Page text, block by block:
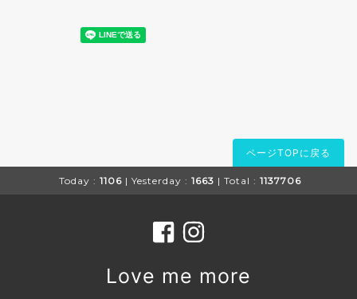
ページTOPに戻る
Today : 1106 | Yesterday : 1663 | Total : 1137706
Love me more